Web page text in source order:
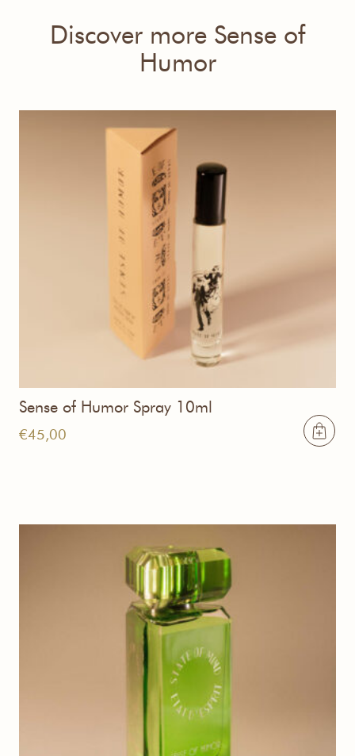
Discover more Sense of
Humor
Sense of Humor Spray 10ml
€45,00